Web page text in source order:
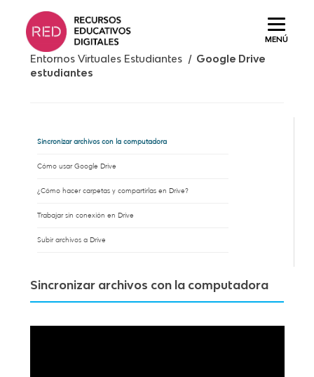
MENÚ
Saltar
contenido.
Entornos Virtuales Estudiantes /Google Drive
estudiantes
Sincronizar archivos con la computadora
Cómo usar Google Drive
¿Cómo hacer carpetas y compartirlas en Drive?
Trabajar sin conexión en Drive
Subir archivos a Drive
Sincronizar archivos con la computadora